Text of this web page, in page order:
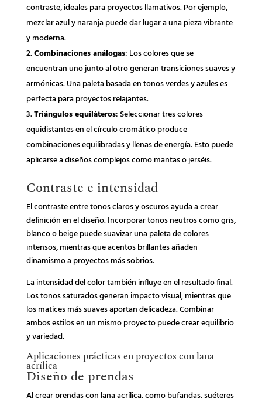
contraste, ideales para proyectos llamativos. Por ejemplo,
mezclar azul y naranja puede dar lugar a una pieza vibrante
y moderna.
Combinaciones análogas: Los colores que se
encuentran uno junto al otro generan transiciones suaves y
armónicas. Una paleta basada en tonos verdes y azules es
perfecta para proyectos relajantes.
Triángulos equiláteros: Seleccionar tres colores
equidistantes en el círculo cromático produce
combinaciones equilibradas y llenas de energía. Esto puede
aplicarse a diseños complejos como mantas o jerséis.
Contraste e intensidad
El contraste entre tonos claros y oscuros ayuda a crear
definición en el diseño. Incorporar tonos neutros como gris,
blanco o beige puede suavizar una paleta de colores
intensos, mientras que acentos brillantes añaden
dinamismo a proyectos más sobrios.
La intensidad del color también influye en el resultado final.
Los tonos saturados generan impacto visual, mientras que
los matices más suaves aportan delicadeza. Combinar
ambos estilos en un mismo proyecto puede crear equilibrio
y variedad.
Aplicaciones prácticas en proyectos con lana
acrílica
Diseño de prendas